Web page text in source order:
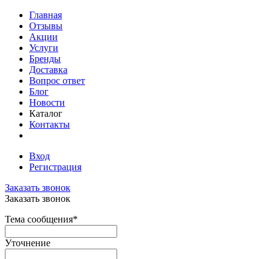
Главная
Отзывы
Акции
Услуги
Бренды
Доставка
Вопрос ответ
Блог
Новости
Каталог
Контакты
Вход
Регистрация
Заказать звонок
Заказать звонок
Тема сообщения*
Уточнение